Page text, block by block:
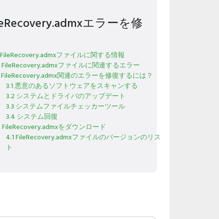
エラーを修
ファイルに関する情報
ファイルに関連するエラー
関連のエラーを修復するには？
3.1 悪意のあるソフトウェアをスキャンする
3.2 システムとドライバのアップデート
3.3 システムファイルチェッカーツール
3.4 システム回復
をダウンロード
4.1 FileRecovery.admxファイルのバージョンのリス
ト